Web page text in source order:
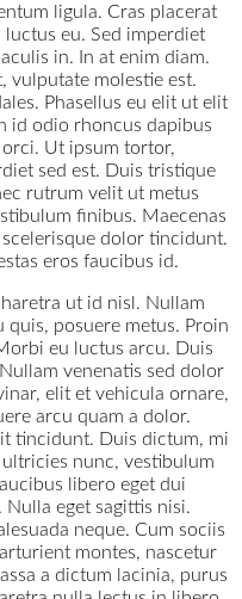
ligula. Cras placerat
eu. Sed imperdiet
in. In at enim diam.
vulputate molestie est.
Phasellus eu elit ut elit
id odio rhoncus dapibus
Ut ipsum tortor,
sed est. Duis tristique
rutrum velit ut metus
finibus. Maecenas
scelerisque dolor tincidunt.
eros faucibus id.
ut id nisl. Nullam
quis, posuere metus. Proin
eu luctus arcu. Duis
venenatis sed dolor
elit et vehicula ornare,
arcu quam a dolor.
tincidunt. Duis dictum, mi
nunc, vestibulum
libero eget dui
Nulla eget sagittis nisi.
neque. Cum sociis
montes, nascetur
a dictum lacinia, purus